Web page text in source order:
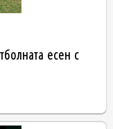
есен с